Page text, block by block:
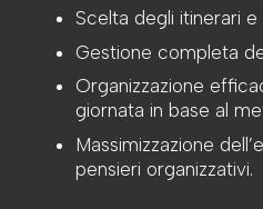
Scelta degli itinerari e
Gestione completa
Organizzazione
giornata in base al
Massimizzazione
pensieri organizzativi.